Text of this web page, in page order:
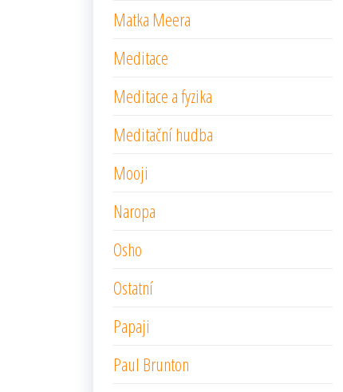
Matka Meera
Meditace
Meditace a fyzika
Meditační hudba
Mooji
Naropa
Osho
Ostatní
Papaji
Paul Brunton